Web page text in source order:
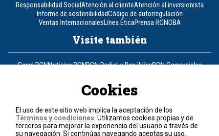
Responsabilidad SocialAtención al clienteAtención al inversionista
Informe de sostenibilidadCódigo de autorregulación
Ventas InternacionalesLínea ÉticaPrensa RCNOBA
Visite también
Canal RCNNoticias RCNRCN RadioLa RepúblicaRCN Comerciales
Un producto de RCN Televisión
Contáctenos
Teléfono+57 (601) 426 92 92
Cookies
El uso de este sitio web implica la aceptación de los
Términos y condiciones . Utilizamos cookies propias y de
terceros para mejorar la experiencia del usuario a través de
su navegación. Si continúas navegando aceptas su uso.